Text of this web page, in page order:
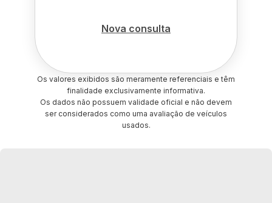
Nova consulta
Os valores exibidos são meramente referenciais e têm
finalidade exclusivamente informativa.
Os dados não possuem validade oficial e não devem
ser considerados como uma avaliação de veículos
usados.